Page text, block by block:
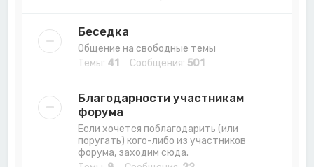
Беседка
Общение на свободные темы
Темы: 41 Сообщения: 501
Благодарности участникам
форума
Если хочется поблагодарить (или
поругать) кого-либо из участников
форума, заходим сюда.